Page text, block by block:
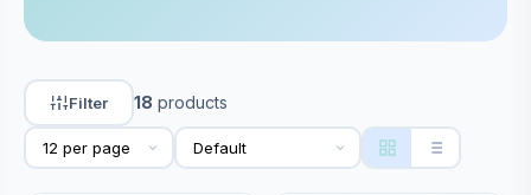
Filter 18 products